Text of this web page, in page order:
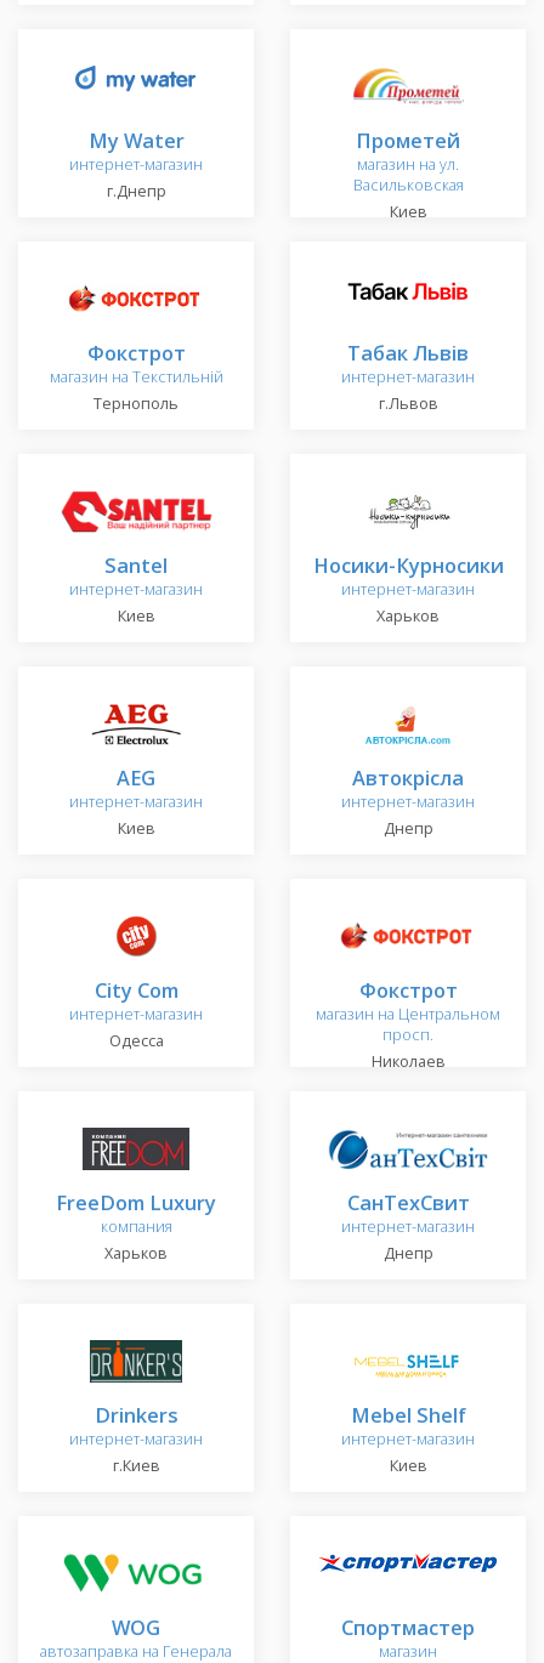
My Water
интернет-магазин
г.Днепр
Прометей
магазин на ул.
Васильковская
Киев
Фокстрот
магазин на Текстильній
Тернополь
Табак Львів
интернет-магазин
г.Львов
Santel
интернет-магазин
Киев
Носики-Курносики
интернет-магазин
Харьков
AEG
интернет-магазин
Киев
Автокрісла
интернет-магазин
Днепр
City Com
интернет-магазин
Одесса
Фокстрот
магазин на Центральном
просп.
Николаев
FreeDom Luxury
компания
Харьков
СанТехСвит
интернет-магазин
Днепр
Drinkers
интернет-магазин
г.Киев
Mebel Shelf
интернет-магазин
Киев
WOG
автозаправка на Генерала
Спортмастер
магазин